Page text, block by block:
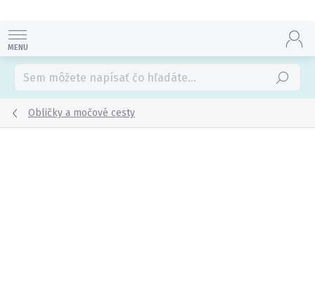
obsah
Hľadať
Obličky a močové cesty